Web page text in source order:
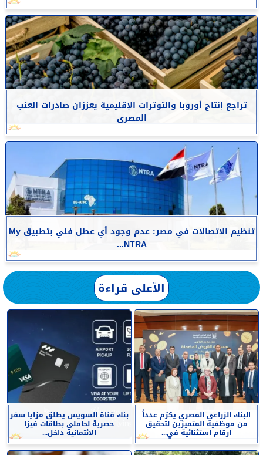
تراجع إنتاج أوروبا والتوترات الإقليمية يعززان صادرات العنب
المصرى
تنظيم الاتصالات في مصر: عدم وجود أي عطل فني بتطبيق My
NTRA...
الأعلى قراءة
البنك الزراعي المصري يكرّم عدداً
من موظفيه المتميزين لتحقيق
ارقام استثنائية في...
بنك قناة السويس يطلق مزايا سفر
حصرية لحاملي بطاقات فيزا
الائتمانية داخل...